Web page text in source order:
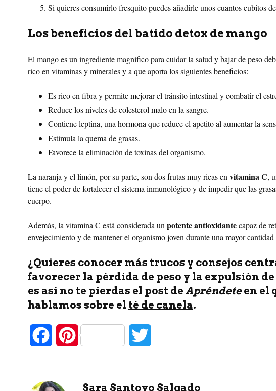
Si quieres consumirlo fresquito puedes añadirle unos cuantos cubitos
Los beneficios del batido detox de mango
El mango es un ingrediente magnífico para cuidar la salud y bajar de peso
rico en vitaminas y minerales y a que aporta los siguientes beneficios:
Es rico en fibra y permite mejorar el tránsito intestinal y combatir el
Reduce los niveles de colesterol malo en la sangre.
Contiene leptina, una hormona que reduce el apetito al aumentar la
Estimula la quema de grasas.
Favorece la eliminación de toxinas del organismo.
La naranja y el limón, por su parte, son dos frutas muy ricas envitamina C,
tiene el poder de fortalecer el sistema inmunológico y de impedir que las
cuerpo.
Además, la vitamina C está considerada unpotente antioxidantecapaz de
envejecimiento y de mantener el organismo joven durante una mayor
¿Quieres conocer más trucos y consejos
favorecer la pérdida de peso y la expulsión
es así no te pierdas el post de Apréndeteen el
hablamos sobre el té de canela.
c
P
Sara Santoyo Salgado